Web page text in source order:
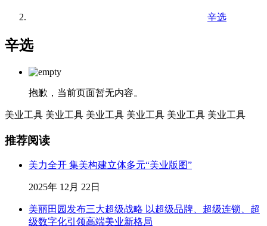
辛选
辛选
抱歉，当前页面暂无内容。
美业工具 美业工具 美业工具 美业工具 美业工具 美业工具
推荐阅读
美力全开 集美构建立体多元“美业版图”
2025年 12月 22日
美丽田园发布三大超级战略 以超级品牌、超级连锁、超
级数字化引领高端美业新格局